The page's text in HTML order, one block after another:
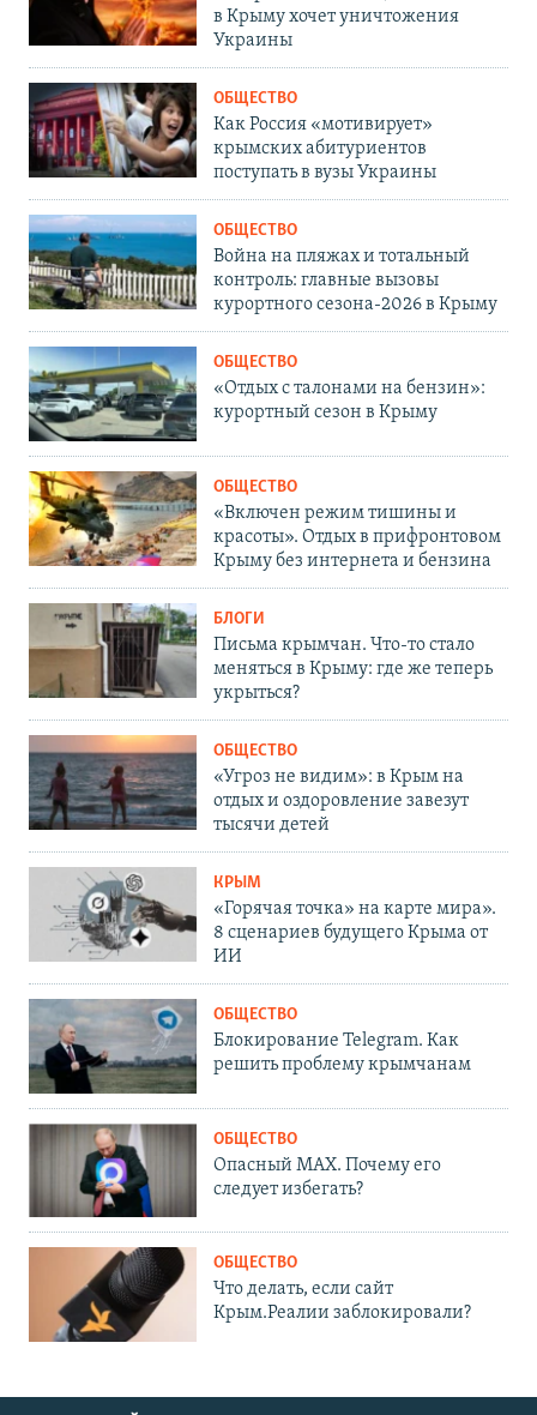
в Крыму хочет уничтожения
Украины
ОБЩЕСТВО
Как Россия «мотивирует»
крымских абитуриентов
поступать в вузы Украины
ОБЩЕСТВО
Война на пляжах и тотальный
контроль: главные вызовы
курортного сезона-2026 в Крыму
ОБЩЕСТВО
«Отдых с талонами на бензин»:
курортный сезон в Крыму
ОБЩЕСТВО
«Включен режим тишины и
красоты». Отдых в прифронтовом
Крыму без интернета и бензина
БЛОГИ
Письма крымчан. Что-то стало
меняться в Крыму: где же теперь
укрыться?
ОБЩЕСТВО
«Угроз не видим»: в Крым на
отдых и оздоровление завезут
тысячи детей
КРЫМ
«Горячая точка» на карте мира».
8 сценариев будущего Крыма от
ИИ
ОБЩЕСТВО
Блокирование Telegram. Как
решить проблему крымчанам
ОБЩЕСТВО
Опасный MAX. Почему его
следует избегать?
ОБЩЕСТВО
Что делать, если сайт
Крым.Реалии заблокировали?